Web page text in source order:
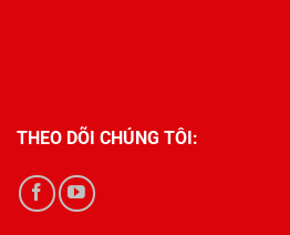
THEO DÕI CHÚNG TÔI: